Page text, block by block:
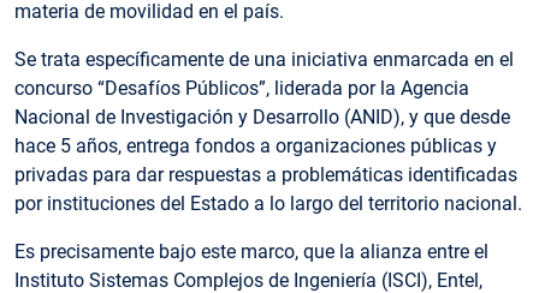
materia de movilidad en el país.
Se trata específicamente de una iniciativa enmarcada en el
concurso “Desafíos Públicos”, liderada por la Agencia
Nacional de Investigación y Desarrollo (ANID), y que desde
hace 5 años, entrega fondos a organizaciones públicas y
privadas para dar respuestas a problemáticas identificadas
por instituciones del Estado a lo largo del territorio nacional.
Es precisamente bajo este marco, que la alianza entre el
Instituto Sistemas Complejos de Ingeniería (ISCI), Entel,